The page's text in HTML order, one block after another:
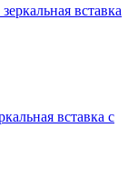
вставка
вставка с